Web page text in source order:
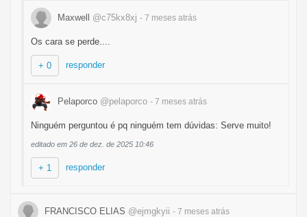
Maxwell @c75kx8xj - 7 meses atrás
Os cara se perde....
+ 0 responder
Pelaporco @pelaporco - 7 meses atrás
Ninguém perguntou é pq ninguém tem dúvidas: Serve muito!
editado em 26 de dez. de 2025 10:46
+ 1 responder
FRANCISCO ELIAS @ejmgkyii - 7 meses atrás